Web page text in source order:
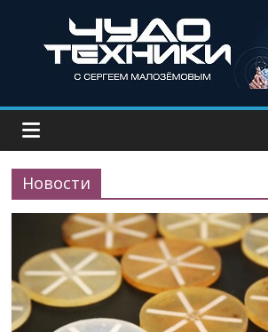
Новости